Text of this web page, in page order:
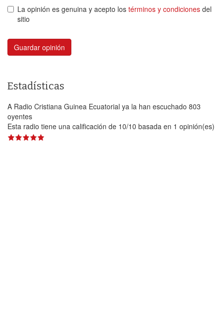
La opinión es genuina y acepto los términos y condiciones del
sitio
Guardar opinión
Estadísticas
A Radio Cristiana Guinea Ecuatorial ya la han escuchado 803
oyentes
Esta radio tiene una calificación de 10/10 basada en 1 opinión(es)